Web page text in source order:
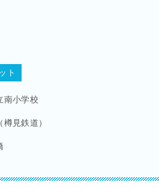
ト
南小学校
見鉄道）